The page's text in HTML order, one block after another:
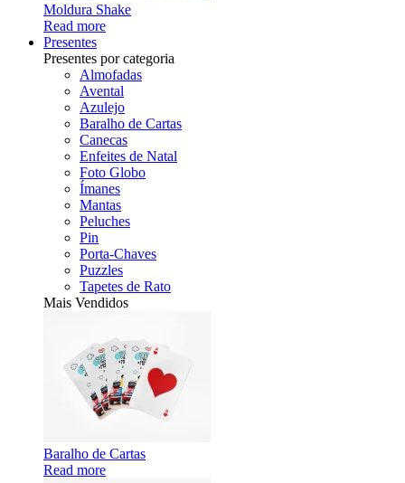
Moldura Shake
Read more
Presentes
Presentes por categoria
Almofadas
Avental
Azulejo
Baralho de Cartas
Canecas
Enfeites de Natal
Foto Globo
Ímanes
Mantas
Peluches
Pin
Porta-Chaves
Puzzles
Tapetes de Rato
Mais Vendidos
Baralho de Cartas
Read more